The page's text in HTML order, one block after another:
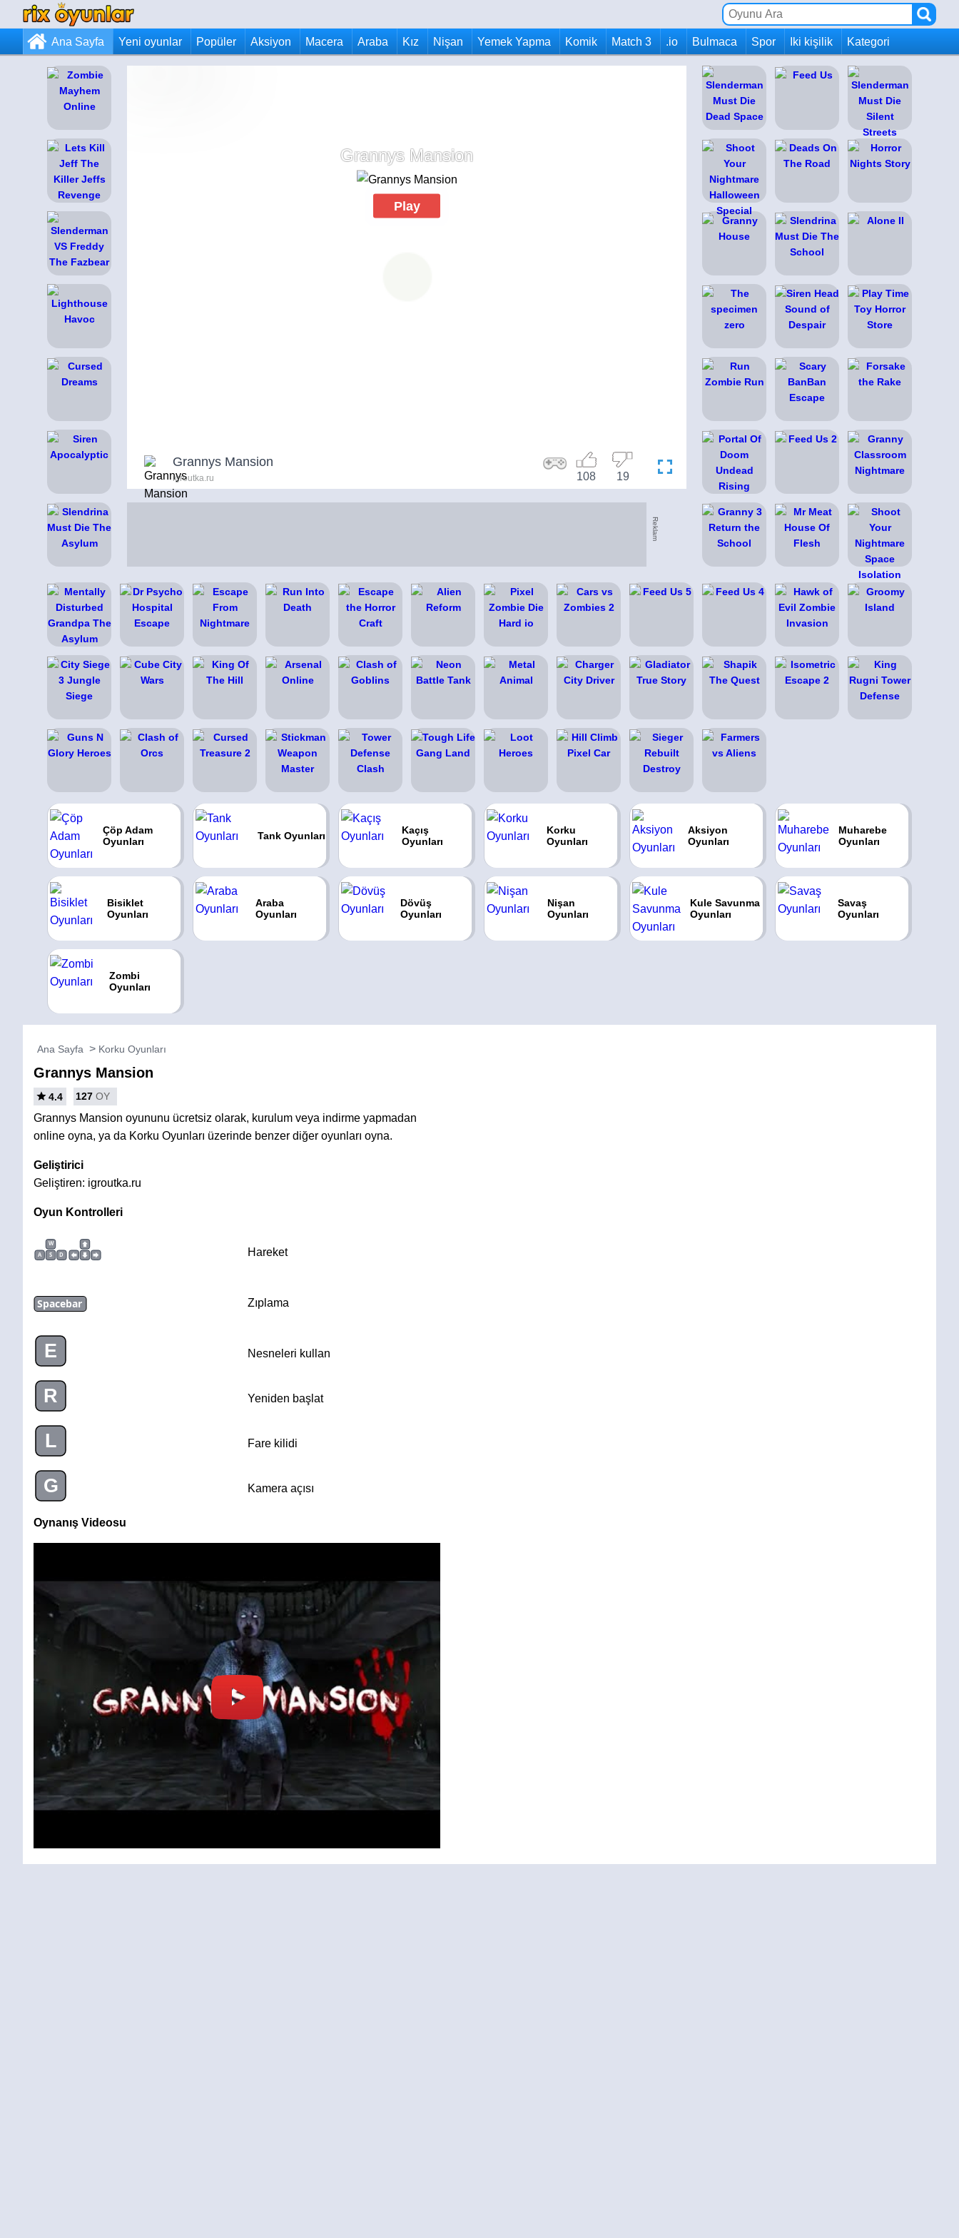
Ana Sayfa Yeni oyunlar Popüler Aksiyon Macera Araba Kız Nişan Yemek Yapma Komik Match 3 .io Bulmaca Spor Iki kişilik Kategori
Grannys Mansion
Play
Grannys Mansion
igroutka.ru 19
108
Reklam
Çöp Adam
Oyunları
Tank Oyunları
Kaçış
Oyunları
Korku
Oyunları
Aksiyon
Oyunları
Muharebe
Oyunları
Bisiklet
Oyunları
Araba
Oyunları
Dövüş
Oyunları
Nişan
Oyunları
Kule Savunma
Oyunları
Savaş
Oyunları
Zombi
Oyunları
Ana Sayfa Korku Oyunları
Grannys Mansion
4.4 127 OY
Grannys Mansion oyununu ücretsiz olarak, kurulum veya indirme yapmadan
online oyna, ya da Korku Oyunları üzerinde benzer diğer oyunları oyna.
Geliştirici
Geliştiren: igroutka.ru
Oyun Kontrolleri
W
A
S D Hareket
Spacebar Zıplama
E Nesneleri kullan
R Yeniden başlat
L Fare kilidi
G Kamera açısı
Oynanış Videosu